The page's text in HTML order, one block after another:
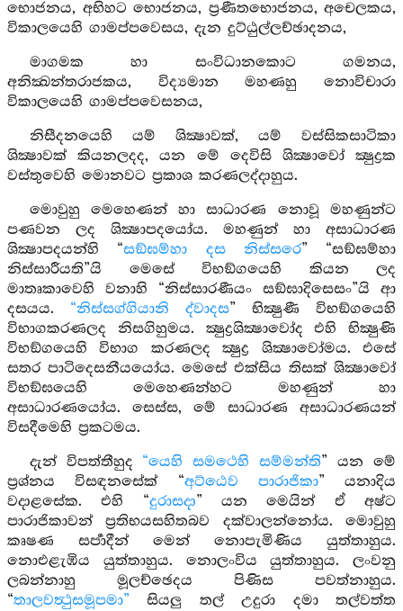
භොජනය, අභිහට භොජනය, ප්‍රණීතභොජනය, අචෙලකය,
විකාලයෙහි ගාමප්පවෙසය, දැන දුට්ඨුල්ලච්ඡාදනය,
මාගමක හා සංවිධානකොට ගමනය,
අනික්‍ඛන්තරාජකය, විද්‍යමාන මහණහු නොවිචාරා
විකාලයෙහි ගාමප්පවෙසනය,
නිසීදනයෙහි යම් ශික්‍ෂාවක්, යම් වස්සිකසාටිකා
ශික්‍ෂාවක් කියනලදද, යන මේ දෙවිසි ශික්‍ෂාවෝ ක්‍ෂුද්‍රක
වස්තුවෙහි මොනවට ප්‍රකාශ කරණලද්දාහුය.
මොවුහු මෙහෙණන් හා සාධාරණ නොවූ මහණුන්ට
පණවන ලද ශික්‍ෂාපදයෝය. මහණුන් හා අසාධාරණ
ශික්‍ෂාපදයන්හි “සඞ්ඝම්හා දස නිස්සරෙ” “සඞ්ඝම්හා
නිස්සාරීයති”යි මෙසේ විභඞ්ගයෙහි කියන ලද
මාතෘකාවෙහි වනාහි “නිස්සාරණීයං සඞ්ඝාදිසෙසං”යි ආ
දසයය. “නිස්සග්ගියානි ද්වාදස” භික්‍ෂුණී විභඞ්ගයෙහි
විභාගකරණලද නිසගිහුමය. ක්‍ෂුද්‍රශික්‍ෂාවෝද එහි භික්‍ෂුණි
විභඞ්ගයෙහි විභාග කරණලද ක්‍ෂුද්‍ර ශික්‍ෂාවෝමය. එසේ
සතර පාටිදෙසනීයයෝය. මෙසේ එක්සිය තිසක් ශික්‍ෂාවෝ
විභඞ්ඝයෙහි මෙහෙණන්හට මහණුන් හා
අසාධාරණයෝය. සෙස්ස, මේ සාධාරණ අසාධාරණයන්
විසදීමෙහි ප්‍රකටමය.
දැන් විපත්තීහුද “යෙහි සමථෙහි සම්මන්ති” යන මේ
ප්‍රශ්නය විසඳනසේක් “අට්ඨෙව පාරාජිකා” යනාදිය
වදාළසේක. එහි “දුරාසදා” යන මෙයින් ඒ අෂ්ට
පාරාජිකාවන් ප්‍රතිභයසහිතබව දක්වාලන්නෝය. මොවුහු
කෘෂණ සර්‍පාදීන් මෙන් නොපැමිණිය යුත්තාහුය.
නොඑළැඹිය යුත්තාහුය. නොලංවිය යුත්තාහුය. ලංවනු
ලබන්නාහු මූලච්ඡෙදය පිණිස පවත්නාහුය.
“තාලවත්‍ථුසමූපමා” සියලු තල් උදුරා දමා තල්වත්ත